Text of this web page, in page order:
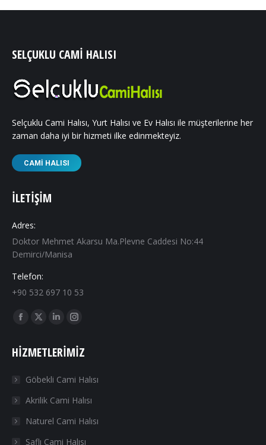
SELÇUKLU CAMI HALISI
Selçuklu Cami Halısı, Yurt Halısı ve Ev Halısı ile müşterilerine her
zaman daha iyi bir hizmeti ilke edinmekteyiz.
CAMI HALISI
İLETIŞIM
Adres:
Doktor Mehmet Akarsu Ma.Plevne Caddesi No:44
Demirci/Manisa
Telefon:
+90 532 697 10 53
Find us on:
Facebook
opens
new
window
X
opens
new
window
Linkedin
opens
new
window
Instagram
opens
new
window
HIZMETLERIMIZ
Göbekli Cami Halısı
Akrilik Cami Halısı
Naturel Cami Halısı
Saflı Cami Halısı